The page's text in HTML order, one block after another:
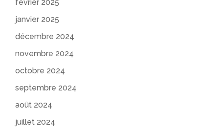
février 2025
janvier 2025
décembre 2024
novembre 2024
octobre 2024
septembre 2024
août 2024
juillet 2024